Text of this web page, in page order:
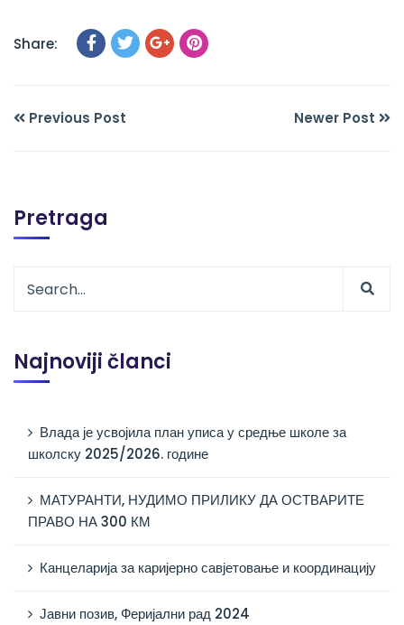
Share:
Previous Post Newer Post
Pretraga
Najnoviji članci
Влада је усвојила план уписа у средње школе за
школску 2025/2026. године
МАТУРАНТИ, НУДИМО ПРИЛИКУ ДА ОСТВАРИТЕ
ПРАВО НА 300 КМ
Канцеларија за каријерно савјетовање и координацију
Јавни позив, Феријални рад 2024